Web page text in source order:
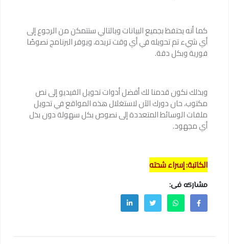
كما أنه يحتفظ بجميع البيانات وبالتالي ستتمكن من الرجوع إلى
أي شيء تم تحويله في أي وقت تريده، ويوفر البرنامج نصوصًا
فورية وبكل دقة.
وبذلك نكون قدمنا لك أفضل أدوات تحويل الفيديو إلى نص
مكتوب، حان دورك الآن لاستغلال هذه المواقع في تحويل
ملفات الوسائط المتعددة إلى نصوص بكل سهولة دون بذل
أي مجهود.
الكاتبة: إسراء شحته
مشاركه فى: